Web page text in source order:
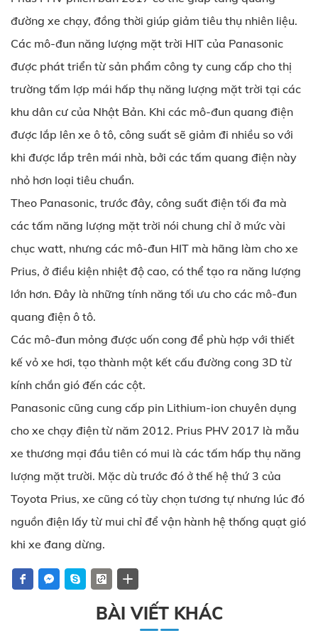
đường xe chạy, đồng thời giúp giảm tiêu thụ nhiên liệu.
Các mô-đun năng lượng mặt trời HIT của Panasonic
được phát triển từ sản phẩm công ty cung cấp cho thị
trường tấm lợp mái hấp thụ năng lượng mặt trời tại các
khu dân cư của Nhật Bản. Khi các mô-đun quang điện
được lắp lên xe ô tô, công suất sẽ giảm đi nhiều so với
khi được lắp trên mái nhà, bởi các tấm quang điện này
nhỏ hơn loại tiêu chuẩn.
Theo Panasonic, trước đây, công suất điện tối đa mà
các tấm năng lượng mặt trời nói chung chỉ ở mức vài
chục watt, nhưng các mô-đun HIT mà hãng làm cho xe
Prius, ở điều kiện nhiệt độ cao, có thể tạo ra năng lượng
lớn hơn. Đây là những tính năng tối ưu cho các mô-đun
quang điện ô tô.
Các mô-đun mỏng được uốn cong để phù hợp với thiết
kế vỏ xe hơi, tạo thành một kết cấu đường cong 3D từ
kính chắn gió đến các cột.
Panasonic cũng cung cấp pin Lithium-ion chuyên dụng
cho xe chạy điện từ năm 2012. Prius PHV 2017 là mẫu
xe thương mại đầu tiên có mui là các tấm hấp thụ năng
lượng mặt trười. Mặc dù trước đó ở thế hệ thứ 3 của
Toyota Prius, xe cũng có tùy chọn tương tự nhưng lúc đó
nguồn điện lấy từ mui chỉ để vận hành hệ thống quạt gió
khi xe đang dừng.
BÀI VIẾT KHÁC